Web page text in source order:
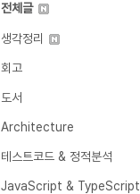
전체글
생각정리
회고
도서
Architecture
테스트코드 & 정적분석
JavaScript & TypeScript